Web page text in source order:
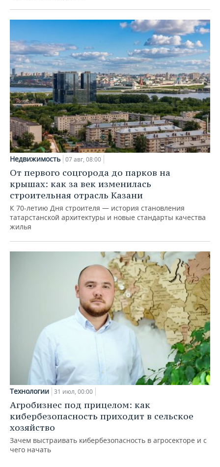
Недвижимость 07 авг, 08:00
От первого соцгорода до парков на
крышах: как за век изменилась
строительная отрасль Казани
К 70-летию Дня строителя — история становления
татарстанской архитектуры и новые стандарты качества
жилья
Технологии 31 июл, 00:00
Агробизнес под прицелом: как
кибербезопасность приходит в сельское
хозяйство
Зачем выстраивать кибербезопасность в агросекторе и с
чего начать